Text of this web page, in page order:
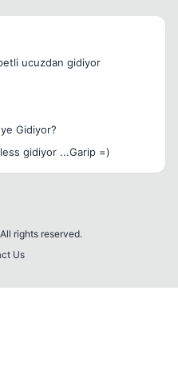
ucuzdan gidiyor
Gidiyor?
girince Wireless gidiyor ...Garip =)
rights reserved.
Us